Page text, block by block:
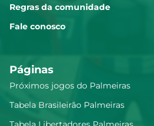
Regras da comunidade
Fale conosco
Páginas
Próximos jogos do Palmeiras
Tabela Brasileirão Palmeiras